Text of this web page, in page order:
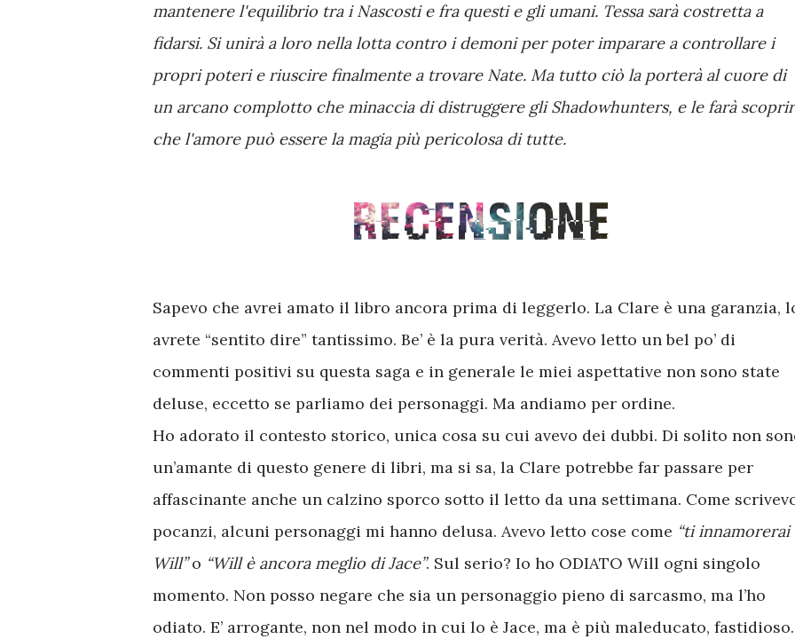
mantenere l'equilibrio tra i Nascosti e fra questi e gli umani. Tessa sarà costretta a
fidarsi. Si unirà a loro nella lotta contro i demoni per poter imparare a controllare i
propri poteri e riuscire finalmente a trovare Nate. Ma tutto ciò la porterà al cuore di
un arcano complotto che minaccia di distruggere gli Shadowhunters, e le farà
che l'amore può essere la magia più pericolosa di tutte.
Sapevo che avrei amato il libro ancora prima di leggerlo. La Clare è una garanzia,
avrete “sentito dire” tantissimo. Be’ è la pura verità. Avevo letto un bel po’ di
commenti positivi su questa saga e in generale le miei aspettative non sono state
deluse, eccetto se parliamo dei personaggi. Ma andiamo per ordine.
Ho adorato il contesto storico, unica cosa su cui avevo dei dubbi. Di solito non
un’amante di questo genere di libri, ma si sa, la Clare potrebbe far passare per
affascinante anche un calzino sporco sotto il letto da una settimana. Come
pocanzi, alcuni personaggi mi hanno delusa. Avevo letto cose come “ti innamorerai
Will”o “Will è ancora meglio di Jace”. Sul serio? Io ho ODIATO Will ogni singolo
momento. Non posso negare che sia un personaggio pieno di sarcasmo, ma l’ho
odiato. E’ arrogante, non nel modo in cui lo è Jace, ma è più maleducato, fastidioso.